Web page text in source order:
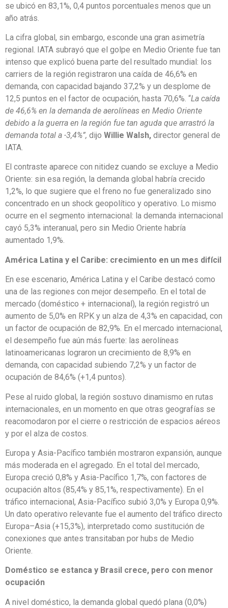
se ubicó en 83,1%, 0,4 puntos porcentuales menos que un
año atrás.
La cifra global, sin embargo, esconde una gran asimetría
regional. IATA subrayó que el golpe en Medio Oriente fue tan
intenso que explicó buena parte del resultado mundial: los
carriers de la región registraron una caída de 46,6% en
demanda, con capacidad bajando 37,2% y un desplome de
12,5 puntos en el factor de ocupación, hasta 70,6%. “La caída
de 46,6% en la demanda de aerolíneas en Medio Oriente
debido a la guerra en la región fue tan aguda que arrastró la
demanda total a -3,4%”, dijo Willie Walsh, director general de
IATA.
El contraste aparece con nitidez cuando se excluye a Medio
Oriente: sin esa región, la demanda global habría crecido
1,2%, lo que sugiere que el freno no fue generalizado sino
concentrado en un shock geopolítico y operativo. Lo mismo
ocurre en el segmento internacional: la demanda internacional
cayó 5,3% interanual, pero sin Medio Oriente habría
aumentado 1,9%.
América Latina y el Caribe: crecimiento en un mes difícil
En ese escenario, América Latina y el Caribe destacó como
una de las regiones con mejor desempeño. En el total de
mercado (doméstico + internacional), la región registró un
aumento de 5,0% en RPK y un alza de 4,3% en capacidad, con
un factor de ocupación de 82,9%. En el mercado internacional,
el desempeño fue aún más fuerte: las aerolíneas
latinoamericanas lograron un crecimiento de 8,9% en
demanda, con capacidad subiendo 7,2% y un factor de
ocupación de 84,6% (+1,4 puntos).
Pese al ruido global, la región sostuvo dinamismo en rutas
internacionales, en un momento en que otras geografías se
reacomodaron por el cierre o restricción de espacios aéreos
y por el alza de costos.
Europa y Asia-Pacífico también mostraron expansión, aunque
más moderada en el agregado. En el total del mercado,
Europa creció 0,8% y Asia-Pacífico 1,7%, con factores de
ocupación altos (85,4% y 85,1%, respectivamente). En el
tráfico internacional, Asia-Pacífico subió 3,0% y Europa 0,9%.
Un dato operativo relevante fue el aumento del tráfico directo
Europa–Asia (+15,3%), interpretado como sustitución de
conexiones que antes transitaban por hubs de Medio
Oriente.
Doméstico se estanca y Brasil crece, pero con menor
ocupación
A nivel doméstico, la demanda global quedó plana (0,0%)